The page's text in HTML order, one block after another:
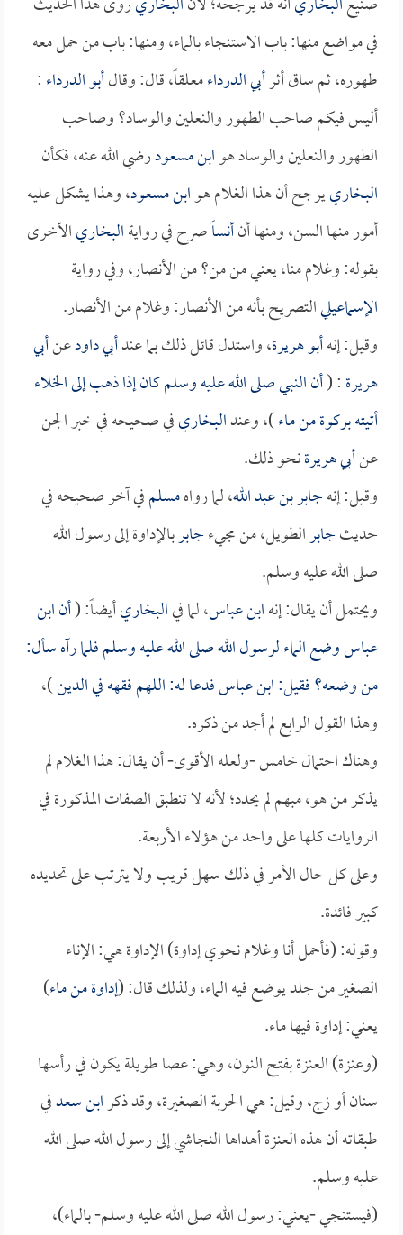
في مواضع منها: باب الاستنجاء بالماء، ومنها: باب من حمل معه
طهوره، ثم ساق أثرأبي الدرداءمعلقاً، قال: وقالأبو الدرداء:
أليس فيكم صاحب الطهور والنعلين والوساد؟ وصاحب
الطهور والنعلين والوساد هوابن مسعودرضي الله عنه، فكأن
البخارييرجح أن هذا الغلام هوابن مسعود، وهذا يشكل عليه
أمور منها السن، ومنها أنأنساًصرح في روايةالبخاريالأخرى
بقوله: وغلام منا، يعني من من؟ من الأنصار، وفي رواية
الإسماعيليالتصريح بأنه من الأنصار: وغلام من الأنصار.
وقيل: إنهأبو هريرة، واستدل قائل ذلك بما عندأبي داودعنأبي
هريرة: (أن النبي صلى الله عليه وسلم كان إذا ذهب إلى الخلاء
أتيته بركوة من ماء)، وعندالبخاريفي صحيحه في خبر الجن
عنأبي هريرةنحو ذلك.
وقيل: إنهجابر بن عبد الله، لما رواهمسلمفي آخر صحيحه في
حديثجابرالطويل، من مجيءجابربالإداوة إلى رسول الله
صلى الله عليه وسلم.
ويحتمل أن يقال: إنهابن عباس، لما فيالبخاريأيضاً: (أنابن
عباسوضع الماء لرسول الله صلى الله عليه وسلم فلما رآه سأل:
من وضعه؟ فقيل:ابن عباسفدعا له: اللهم فقهه في الدين)،
وهذا القول الرابع لم أجد من ذكره.
وهناك احتمال خامس -ولعله الأقوى- أن يقال: هذا الغلام لم
يذكر من هو، مبهم لم يحدد؛ لأنه لا تنطبق الصفات المذكورة في
الروايات كلها على واحد من هؤلاء الأربعة.
وعلى كل حال الأمر في ذلك سهل قريب ولا يترتب على تحديده
كبير فائدة.
وقوله: (فأحمل أنا وغلام نحوي إداوة) الإداوة هي: الإناء
الصغير من جلد يوضع فيه الماء، ولذلك قال: (إداوة من ماء)
يعني: إداوة فيها ماء.
(وعنزة) العنزة بفتح النون، وهي: عصا طويلة يكون في رأسها
سنان أو زج، وقيل: هي الحربة الصغيرة، وقد ذكرابن سعدفي
طبقاته أن هذه العنزة أهداها النجاشي إلى رسول الله صلى الله
عليه وسلم.
(فيستنجي -يعني: رسول الله صلى الله عليه وسلم- بالماء)،